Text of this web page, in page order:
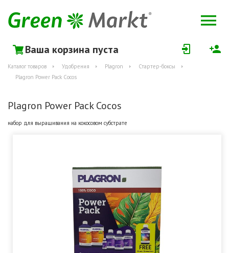
Ваша корзина пуста
Каталог товаров Удобрения Plagron
Стартер-боксы
Plagron Power Pack Cocos
Plagron Power Pack Cocos
набор для выращивания на кокосовом субстрате